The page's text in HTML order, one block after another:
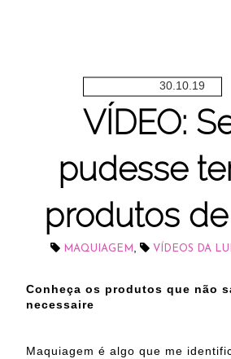
30.10.19
VÍDEO:
pudesse
produtos
MAQUIAGEM , VÍDEOS DA
Conheça os produtos que não
necessaire
Maquiagem é algo que me